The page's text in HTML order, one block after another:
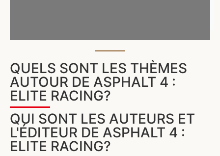
QUELS SONT LES THÈMES
AUTOUR DE ASPHALT 4 :
ELITE RACING?
QUI SONT LES AUTEURS ET
L'ÉDITEUR DE ASPHALT 4 :
ELITE RACING?